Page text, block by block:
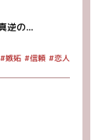
逆の...
#嫉妬 #信頼 #恋人